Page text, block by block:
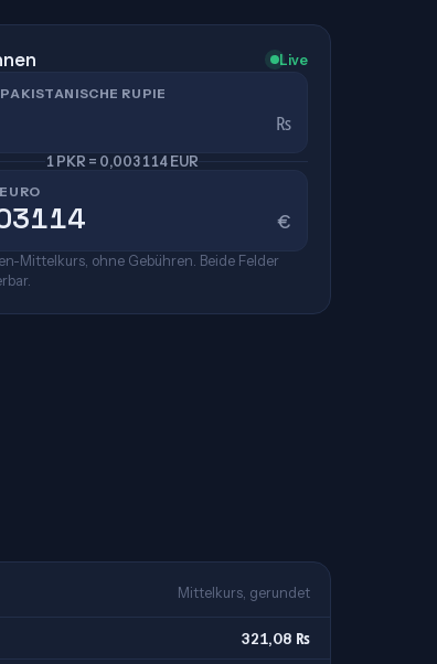
Live
RUPIE
₨
1 PKR = 0,003114 EUR
€
Mittelkurs, ohne Gebühren. Beide Felder
Mittelkurs, gerundet
321,08 ₨